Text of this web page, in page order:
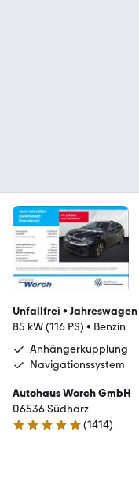
Unfallfrei • Jahreswagen
85 kW (116 PS) • Benzin
Anhängerkupplung
Navigationssystem
Autohaus Worch GmbH
06536 Südharz
4.9 Sterne
(1414)